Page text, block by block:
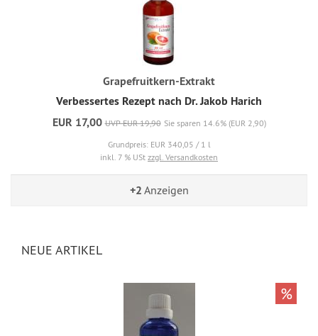
Grapefruitkern-Extrakt
Verbessertes Rezept nach Dr. Jakob Harich
EUR 17,00 UVP EUR 19,90 Sie sparen 14.6% (EUR 2,90)
Grundpreis: EUR 340,05 / 1 l
inkl. 7 % USt zzgl. Versandkosten
+2 Anzeigen
NEUE ARTIKEL
%